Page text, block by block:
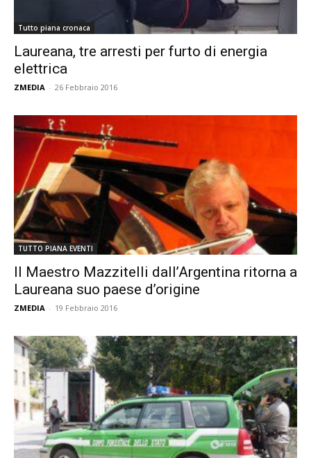
Tutto piana cronaca
Laureana, tre arresti per furto di energia
elettrica
ZMEDIA - 26 Febbraio 2016
TUTTO PIANA EVENTI
Il Maestro Mazzitelli dall’Argentina ritorna a
Laureana suo paese d’origine
ZMEDIA - 19 Febbraio 2016